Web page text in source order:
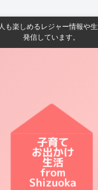
も楽しめるレジャー情報や
発信しています。